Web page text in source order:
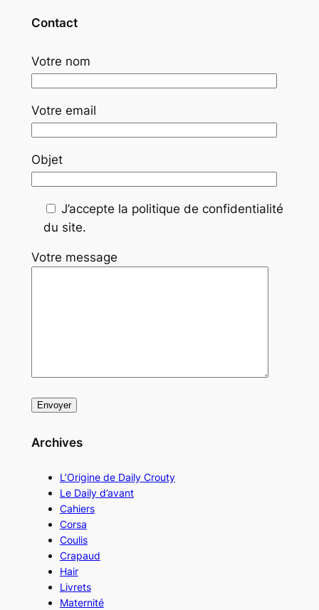
Contact
Votre nom
Votre email
Objet
J’accepte la politique de confidentialité
du site.
Votre message
Archives
L’Origine de Daily Crouty
Le Daily d’avant
Cahiers
Corsa
Coulis
Crapaud
Hair
Livrets
Maternité